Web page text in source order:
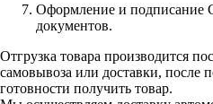
Оформление и подписание
документов.
Отгрузка товара производится
самовывоза или доставки, после
готовности получить товар.